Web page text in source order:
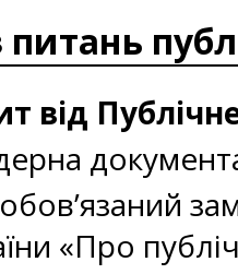
питань
від
«Про